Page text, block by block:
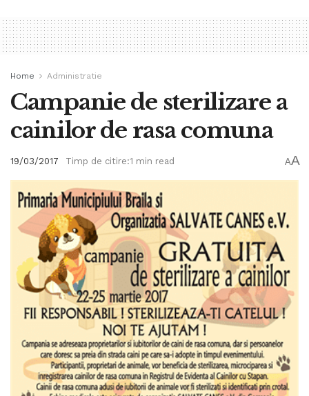
Home Administratie
Campanie de sterilizare a
cainilor de rasa comuna
19/03/2017 Timp de citire:1 min read AA